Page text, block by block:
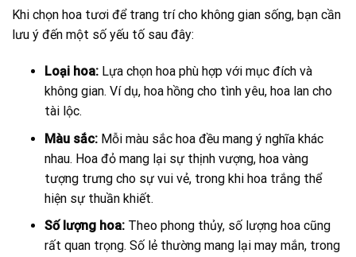
Khi chọn hoa tươi để trang trí cho không gian sống, bạn cần
lưu ý đến một số yếu tố sau đây:
Loại hoa:Lựa chọn hoa phù hợp với mục đích và
không gian. Ví dụ, hoa hồng cho tình yêu, hoa lan cho
tài lộc.
Màu sắc:Mỗi màu sắc hoa đều mang ý nghĩa khác
nhau. Hoa đỏ mang lại sự thịnh vượng, hoa vàng
tượng trưng cho sự vui vẻ, trong khi hoa trắng thể
hiện sự thuần khiết.
Số lượng hoa:Theo phong thủy, số lượng hoa cũng
rất quan trọng. Số lẻ thường mang lại may mắn, trong